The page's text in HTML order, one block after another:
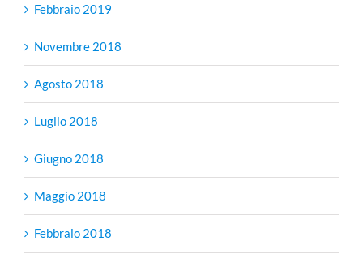
Febbraio 2019
Novembre 2018
Agosto 2018
Luglio 2018
Giugno 2018
Maggio 2018
Febbraio 2018